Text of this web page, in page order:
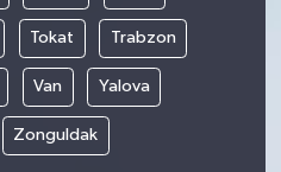
Tokat Trabzon
Van Yalova
Zonguldak